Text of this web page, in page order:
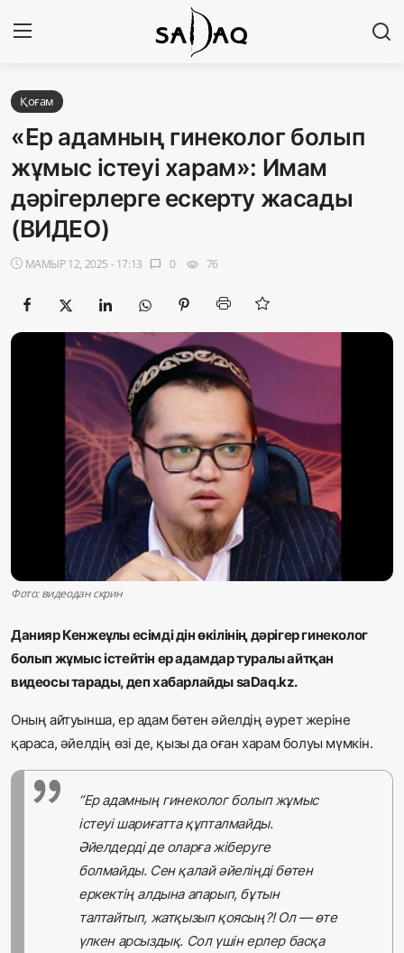
Басты бет
Редакциялық байланыстар
Материалдарды қолдану тәртібі
Sadaq TV
Жаңалықтар
Журналистік зерттеу
Қазақ тілі
Қоғам
«Ер адамның гинеколог болып
жұмыс істеуі харам»: Имам
дәрігерлерге ескерту жасады
(ВИДЕО)
МАМЫР 12, 2025 - 17:13 chat_bubble 0 visibility 76
Фото: видеодан скрин
Данияр Кенжеұлы есімді дін өкілінің дәрігер гинеколог
болып жұмыс істейтін ер адамдар туралы айтқан
видеосы тарады, деп хабарлайдыsaDaq.kz.
Оның айтуынша, ер адам бөтен әйелдің әурет жеріне
қараса, әйелдің өзі де, қызы да оған харам болуы мүмкін.
”Ер адамның гинеколог болып жұмыс
істеуі шариғатта құпталмайды.
Әйелдерді де оларға жіберуге
болмайды. Сен қалай әйеліңді бөтен
еркектің алдына апарып, бұтын
талтайтып, жатқызып қоясың?! Ол — өте
үлкен арсыздық. Сол үшін ерлер басқа